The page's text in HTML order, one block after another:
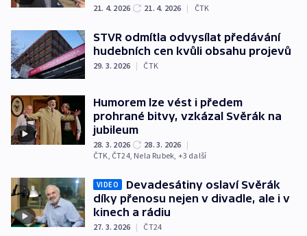
21. 4. 2026 21. 4. 2026 | ČTK
STVR odmítla odvysílat předávání
hudebních cen kvůli obsahu projevů
29. 3. 2026 | ČTK
Humorem lze vést i předem
prohrané bitvy, vzkázal Svěrák na
jubileum
28. 3. 2026 28. 3. 2026 |
ČTK, ČT24, Nela Rubek, +3 další
VIDEO
Devadesátiny oslaví Svěrák
díky přenosu nejen v divadle, ale i v
kinech a rádiu
27. 3. 2026 | ČT24